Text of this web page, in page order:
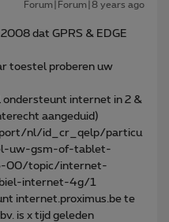
Forum|Forum|8 years ago
dat GPRS & EDGE
toestel proberen uw
ondersteunt internet in 2 &
aangeduid)
nl/id_cr_qelp/particu
uw-gsm-of-tablet-
00/topic/internet-
internet-4g/1
internet.proximus.be te
is x tijd geleden